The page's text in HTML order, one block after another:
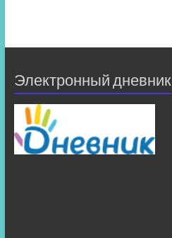
Электронный дневник